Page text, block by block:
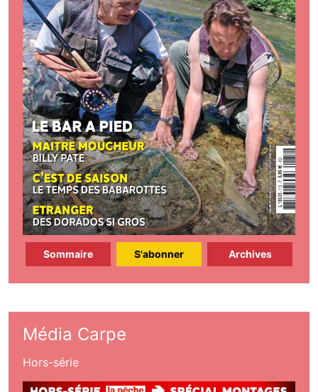
Sommaire S'abonner Archives
Média Carpe
Hors-série